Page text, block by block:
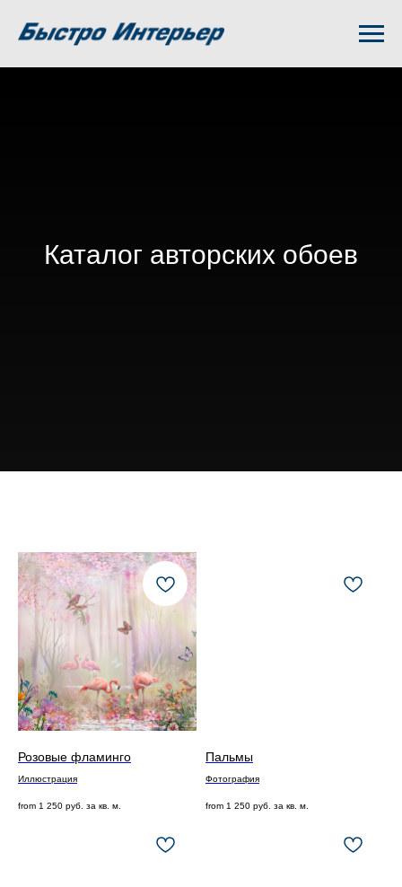
Каталог авторских обоев
Розовые фламинго
Иллюстрация
from 1 250 руб. за кв. м.
Пальмы
Фотография
from 1 250 руб. за кв. м.